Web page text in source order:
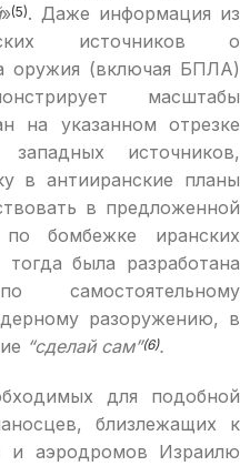
»(5). Даже информация из
источников о
оружия (включая БПЛА)
масштабы
на указанном отрезке
источников,
в антииранские планы
в предложенной
бомбежке иранских
была разработана
самостоятельному
разоружению, в
“сделай сам”(6).
для подобной
близлежащих к
и аэродромов Израилю